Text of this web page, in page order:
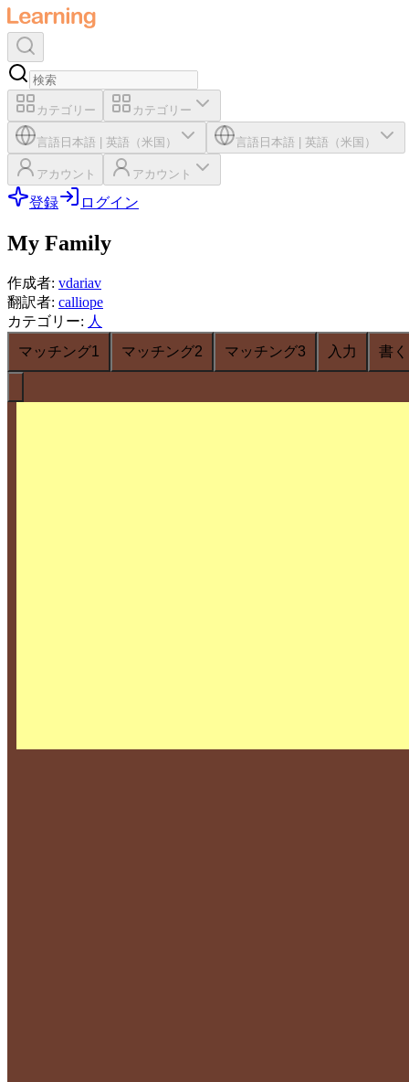
カテゴリー カテゴリー
言語 日本語 英語（米国） 言語 日本語 英語（米国）
アカウント アカウント
登録 ログイン
My Family
作成者: vdariav
翻訳者: calliope
カテゴリー: 人
マッチング1
マッチング2 マッチング3 入力 書く